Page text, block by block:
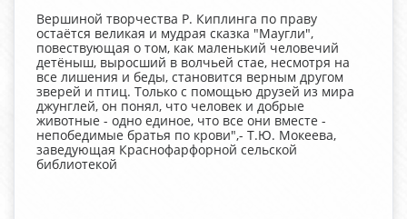
Вершиной творчества Р. Киплинга по праву
остаётся великая и мудрая сказка "Маугли",
повествующая о том, как маленький человечий
детёныш, выросший в волчьей стае, несмотря на
все лишения и беды, становится верным другом
зверей и птиц. Только с помощью друзей из мира
джунглей, он понял, что человек и добрые
животные - одно единое, что все они вместе -
непобедимые братья по крови",- Т.Ю. Мокеева,
заведующая Краснофарфорной сельской
библиотекой